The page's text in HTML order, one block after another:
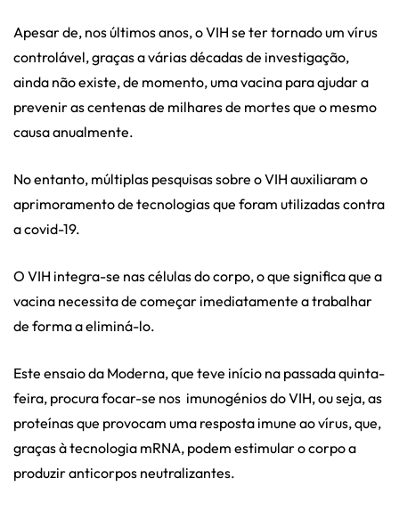
Apesar de, nos últimos anos, o VIH se ter tornado um vírus
controlável, graças a várias décadas de investigação,
ainda não existe, de momento, uma vacina para ajudar a
prevenir as centenas de milhares de mortes que o mesmo
causa anualmente.
No entanto, múltiplas pesquisas sobre o VIH auxiliaram o
aprimoramento de tecnologias que foram utilizadas contra
a covid-19.
O VIH integra-se nas células do corpo, o que significa que a
vacina necessita de começar imediatamente a trabalhar
de forma a eliminá-lo.
Este ensaio da Moderna, que teve início na passada quinta-
feira, procura focar-se nos imunogénios do VIH, ou seja, as
proteínas que provocam uma resposta imune ao vírus, que,
graças à tecnologia mRNA, podem estimular o corpo a
produzir anticorpos neutralizantes.